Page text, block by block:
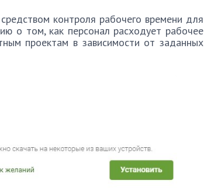
контроля рабочего времени для
о том, как персонал расходует рабочее
проектам в зависимости от заданных